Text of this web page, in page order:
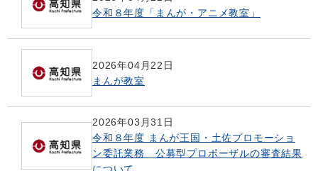
令和８年度「まんが・アニメ教室」
2026年04月22日
まんが教室
2026年03月31日
令和８年度 まんが王国・土佐プロモーショ
ン委託業務 公募型プロポーザルの審査結果